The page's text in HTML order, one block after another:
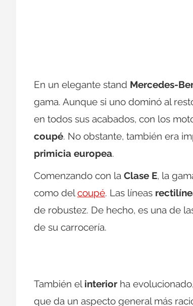
En un elegante stand Mercedes-
gama. Aunque si uno dominó al
en todos sus acabados, con los
coupé. No obstante, también era
primicia europea.
Comenzando con la Clase E, la
como delcoupé. Las líneas
de robustez. De hecho, es una de
de su carrocería.
También el interior ha
que da un aspecto general más